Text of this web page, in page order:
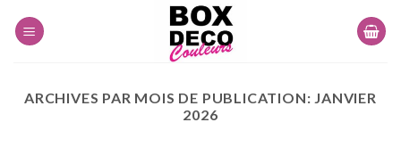
ARCHIVES PAR MOIS DE PUBLICATION: JANVIER
2026